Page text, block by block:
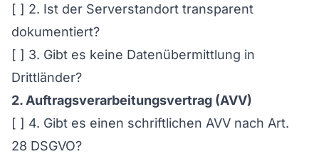
[ ] 2. Ist der Serverstandort transparent
dokumentiert?
[ ] 3. Gibt es keine Datenübermittlung in
Drittländer?
2. Auftragsverarbeitungsvertrag (AVV)
[ ] 4. Gibt es einen schriftlichen AVV nach Art.
28 DSGVO?